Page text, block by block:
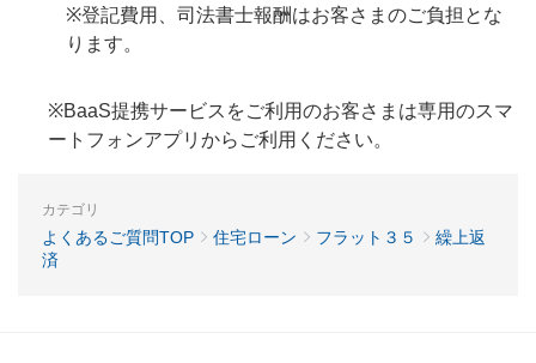
※登記費用、司法書士報酬はお客さまのご負担とな
ります。
※BaaS提携サービスをご利用のお客さまは専用のスマ
ートフォンアプリからご利用ください。
カテゴリ
よくあるご質問TOP 住宅ローン フラット３５
繰上返
済